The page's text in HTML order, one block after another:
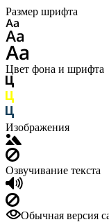
Размер шрифта
Цвет фона и шрифта
Изображения
Озвучивание текста
Обычная версия